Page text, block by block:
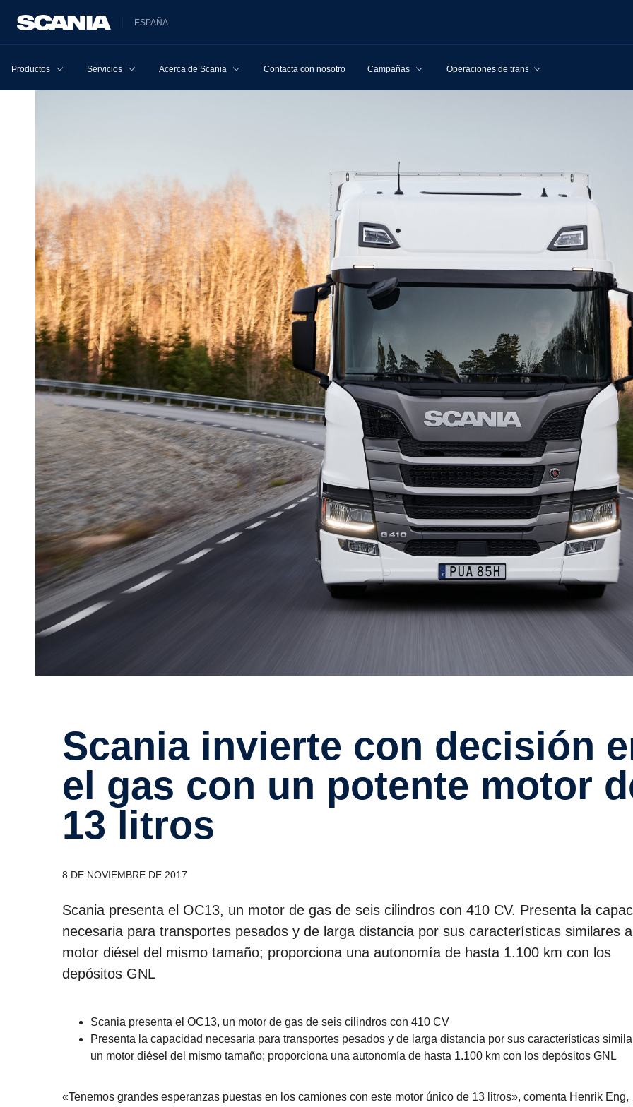
ESPAÑA
Productos Servicios Acerca de Scania Contacta con nosotros Campañas Operaciones de transporte
Scania invierte con decisión en
el gas con un potente motor
13 litros
8 DE NOVIEMBRE DE 2017
Scania presenta el OC13, un motor de gas de seis cilindros con 410 CV. Presenta la
necesaria para transportes pesados y de larga distancia por sus características similares
motor diésel del mismo tamaño; proporciona una autonomía de hasta 1.100 km con los
depósitos GNL
Scania presenta el OC13, un motor de gas de seis cilindros con 410 CV
Presenta la capacidad necesaria para transportes pesados y de larga distancia por sus características
un motor diésel del mismo tamaño; proporciona una autonomía de hasta 1.100 km con los depósitos GNL
«Tenemos grandes esperanzas puestas en los camiones con este motor único de 13 litros», comenta Henrik Eng,